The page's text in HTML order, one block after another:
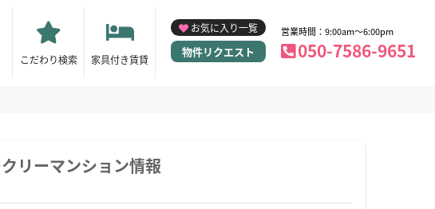
こだわり検索 家具付き賃貸
お気に入り一覧
物件リクエスト
営業時間：9:00am～6:00pm
050-7586-9651
リーマンション情報